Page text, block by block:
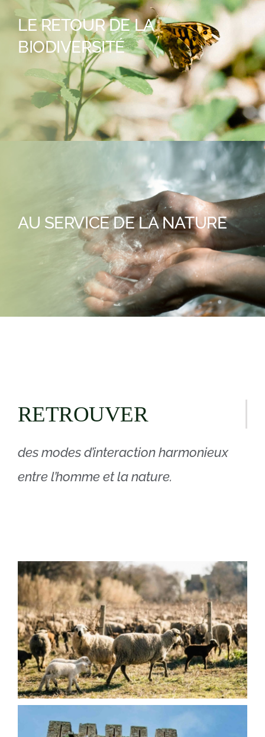
LE RETOUR DE LA
BIODIVERSITÉ
AU SERVICE DE LA NATURE
RETROUVER
des modes d’interaction harmonieux
entre l’homme et la nature.